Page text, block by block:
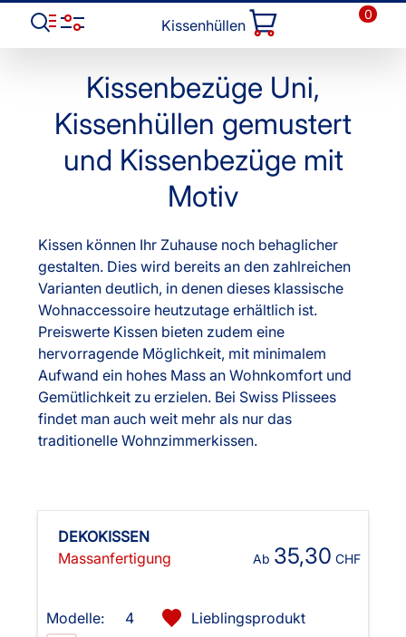
Kissenhüllen
0
Kissenbezüge Uni,
Kissenhüllen gemustert
und Kissenbezüge mit
Motiv
Kissen können Ihr Zuhause noch behaglicher
gestalten. Dies wird bereits an den zahlreichen
Varianten deutlich, in denen dieses klassische
Wohnaccessoire heutzutage erhältlich ist.
Preiswerte Kissen bieten zudem eine
hervorragende Möglichkeit, mit minimalem
Aufwand ein hohes Mass an Wohnkomfort und
Gemütlichkeit zu erzielen. Bei Swiss Plissees
findet man auch weit mehr als nur das
traditionelle Wohnzimmerkissen.
DEKOKISSEN
Massanfertigung
Modelle: 4
Lieblingsprodukt
Ab 35,30 CHF